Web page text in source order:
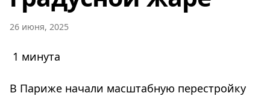
26 июня, 2025
1 минута
В Париже начали масштабную перестройку